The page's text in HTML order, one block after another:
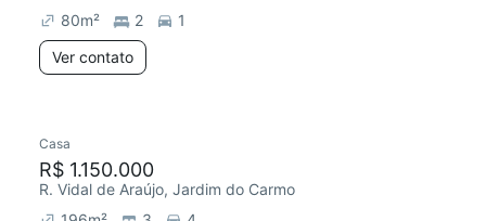
80m² 2
1
Ver contato
Casa
R$ 1.150.000
R. Vidal de Araújo, Jardim do Carmo